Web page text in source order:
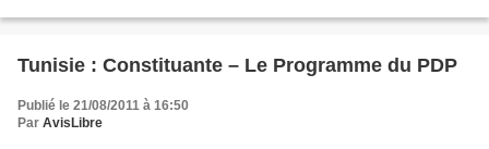
Tunisie : Constituante – Le Programme du PDP
Publié le 21/08/2011 à 16:50
Par AvisLibre